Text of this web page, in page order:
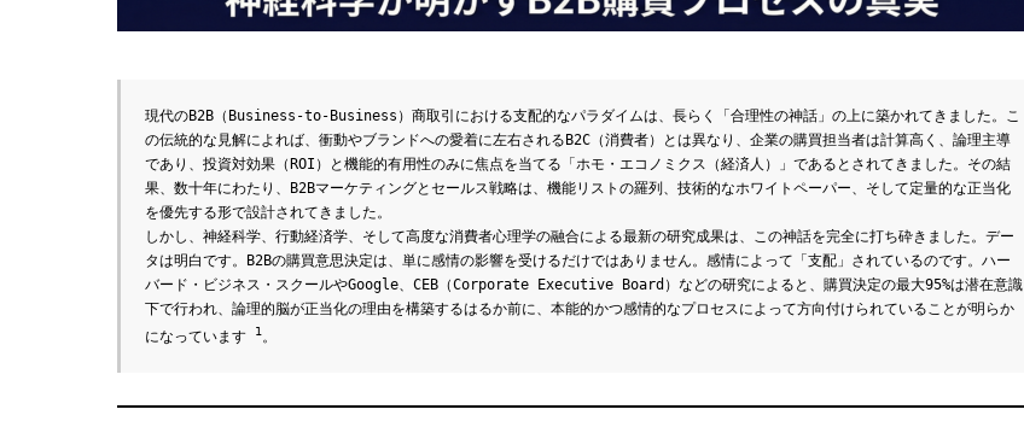
現代のB2B（Business-to-Business）商取引における支配的なパラダイムは、長らく「合理性の神話」の上に築かれてきました。こ
の伝統的な見解によれば、衝動やブランドへの愛着に左右されるB2C（消費者）とは異なり、企業の購買担当者は計算高く、論理主導
であり、投資対効果（ROI）と機能的有用性のみに焦点を当てる「ホモ・エコノミクス（経済人）」であるとされてきました。その結
果、数十年にわたり、B2Bマーケティングとセールス戦略は、機能リストの羅列、技術的なホワイトペーパー、そして定量的な正当化
を優先する形で設計されてきました。
しかし、神経科学、行動経済学、そして高度な消費者心理学の融合による最新の研究成果は、この神話を完全に打ち砕きました。デー
タは明白です。B2Bの購買意思決定は、単に感情の影響を受けるだけではありません。感情によって「支配」されているのです。ハー
バード・ビジネス・スクールやGoogle、CEB（Corporate Executive Board）などの研究によると、購買決定の最大95%は潜在意識
下で行われ、論理的脳が正当化の理由を構築するはるか前に、本能的かつ感情的なプロセスによって方向付けられていることが明らか
になっています
1 。